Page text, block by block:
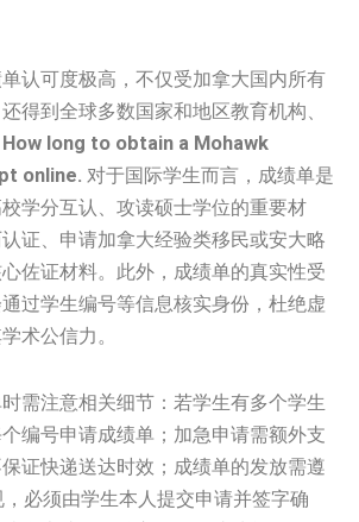
认可度极高，不仅受加拿大国内所有
得到全球多数国家和地区教育机构、
How long to obtain a Mohawk
online. 对于国际学生而言，成绩单是
学分互认、攻读硕士学位的重要材
证、申请加拿大经验类移民或安大略
佐证材料。此外，成绩单的真实性受
过学生编号等信息核实身份，杜绝虚
术公信力。
需注意相关细节：若学生有多个学生
编号申请成绩单；加急申请需额外支
证快递送达时效；成绩单的发放需遵
必须由学生本人提交申请并签字确